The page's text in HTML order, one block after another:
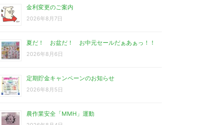
金利変更のご案内
2026年8月7日
夏だ！ お盆だ！ お中元セールだぁあぁっ！！
2026年8月6日
定期貯金キャンペーンのお知らせ
2026年8月5日
農作業安全「MMH」運動